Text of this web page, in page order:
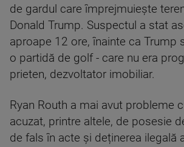
de gardul care împrejmuiește
Donald Trump. Suspectul a stat
aproape 12 ore, înainte ca Trump
o partidă de golf - care nu era
prieten, dezvoltator imobiliar.
Ryan Routh a mai avut probleme
acuzat, printre altele, de posesie
de fals în acte și deținerea ilegală